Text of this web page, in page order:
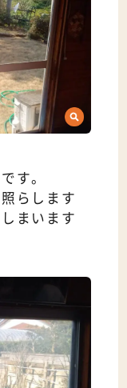
す。
らします
まいます